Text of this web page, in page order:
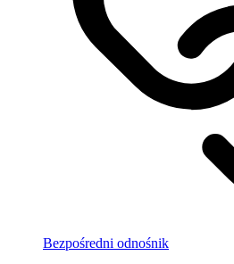
Bezpośredni odnośnik